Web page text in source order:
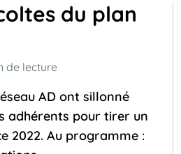
du plan
de lecture
AD ont sillonné
adhérents pour tirer un
2022. Au programme :